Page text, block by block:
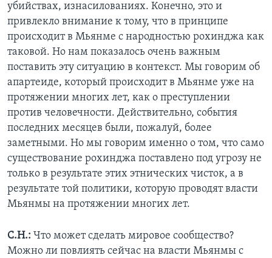
убийствах, изнасилованиях. Конечно, это и
привлекло внимание к тому, что в принципе
происходит в Мьянме с народностью рохинджа как
таковой. Но нам показалось очень важным
поставить эту ситуацию в контекст. Мы говорим об
апартеиде, который происходит в Мьянме уже на
протяжении многих лет, как о преступлении
против человечности. Действительно, события
последних месяцев были, пожалуй, более
заметными. Но мы говорим именно о том, что само
существование рохинджа поставлено под угрозу не
только в результате этих этнических чисток, а в
результате той политики, которую проводят власти
Мьянмы на протяжении многих лет.
С.Н.: Что может сделать мировое сообщество?
Можно ли повлиять сейчас на власти Мьянмы с